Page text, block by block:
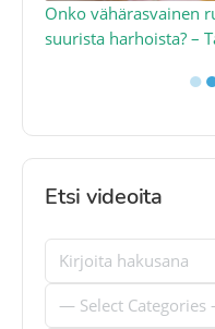
Onko vähärasvainen
suurista harhoista? –
●
Etsi videoita